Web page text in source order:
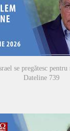
se pregătesc
Dateline 739